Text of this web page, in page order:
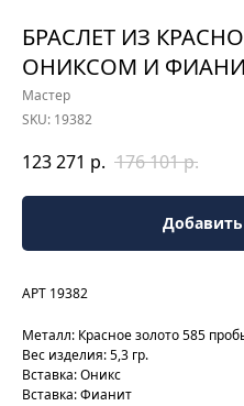
БРАСЛЕТ ИЗ
ОНИКСОМ И
Мастер
SKU: 19382
123 271 р. 176 101р.
АРТ 19382
Металл: Красное золото 585
Вес изделия: 5,3 гр.
Вставка: Оникс
Вставка: Фианит